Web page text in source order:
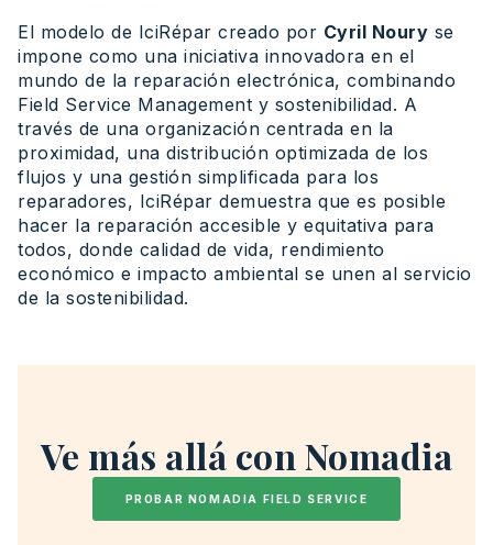
El modelo de IciRépar creado por Cyril Noury se
impone como una iniciativa innovadora en el
mundo de la reparación electrónica, combinando
Field Service Management y sostenibilidad. A
través de una organización centrada en la
proximidad, una distribución optimizada de los
flujos y una gestión simplificada para los
reparadores, IciRépar demuestra que es posible
hacer la reparación accesible y equitativa para
todos, donde calidad de vida, rendimiento
económico e impacto ambiental se unen al servicio
de la sostenibilidad.
Ve más allá con Nomadia
PROBAR NOMADIA FIELD SERVICE